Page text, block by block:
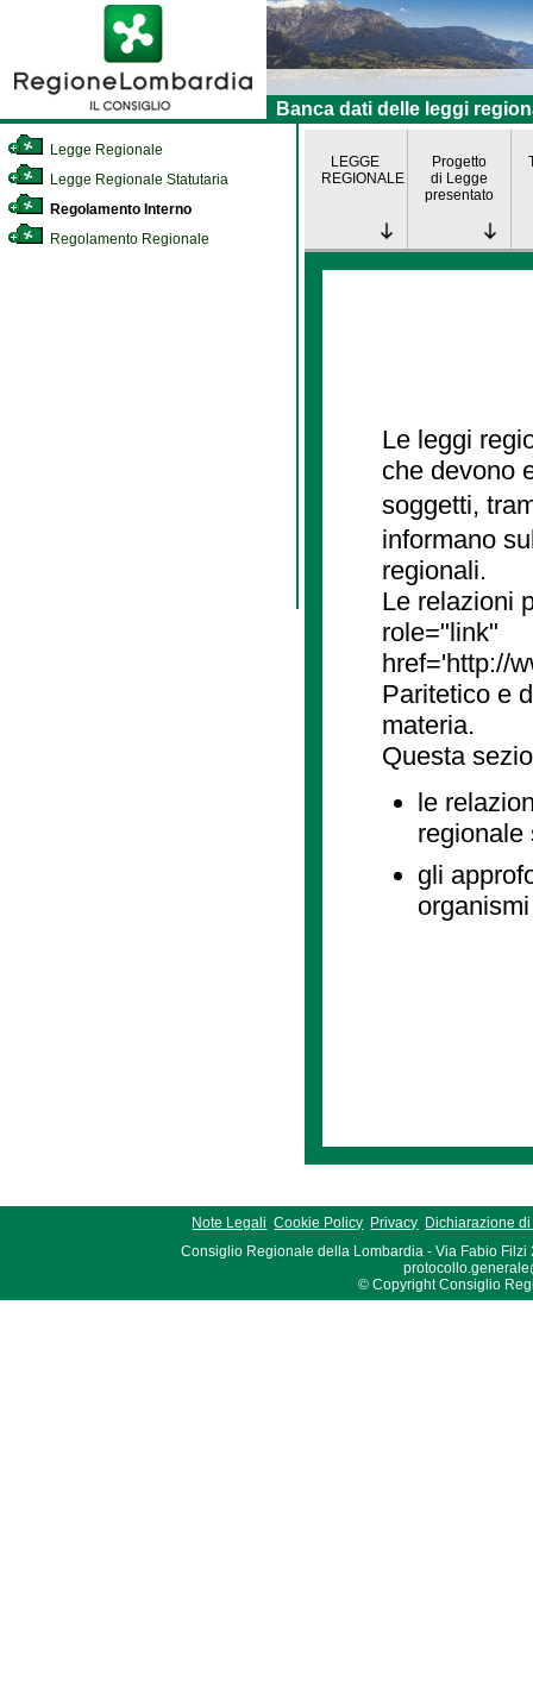
Banca dati delle leggi
Legge Regionale
Legge Regionale Statutaria
Regolamento Interno
Regolamento Regionale
LEGGE
REGIONALE
Progetto
di Legge
presentato
Le leggi
che devono
soggetti,
informano
regionali.
Le relazioni
role="link"
href='http://
Paritetico e
materia.
Questa
le
regionale
gli
Note Legali Cookie Policy Privacy Dichiarazione
Consiglio Regionale della Lombardia - Via Fabio Filzi
© Copyright Consiglio